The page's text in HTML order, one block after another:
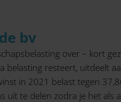
bv
over – kort
belasting resteert, uitdeelt
in 2021 belast tegen
uit te delen zodra je het als